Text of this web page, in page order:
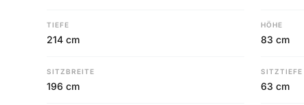
TIEFE
214 cm
HÖHE
83 cm
SITZBREITE
196 cm
SITZTIEFE
63 cm